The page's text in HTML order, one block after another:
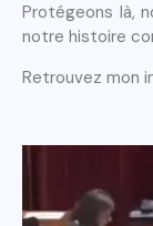
Protégeons là,
notre histoire
Retrouvez mon